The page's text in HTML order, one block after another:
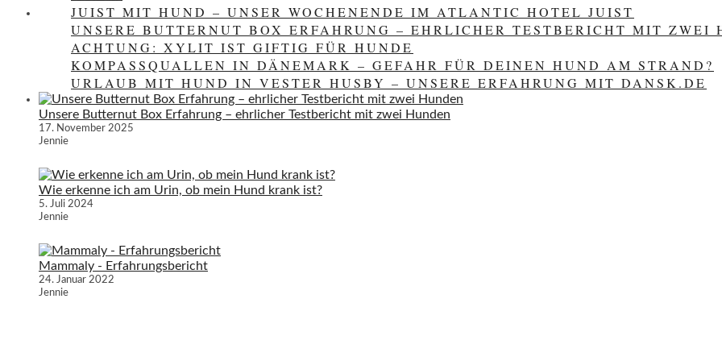
JUIST MIT HUND – UNSER WOCHENENDE IM ATLANTIC HOTEL JUIST
UNSERE BUTTERNUT BOX ERFAHRUNG – EHRLICHER TESTBERICHT MIT ZWEI
ACHTUNG: XYLIT IST GIFTIG FÜR HUNDE
KOMPASSQUALLEN IN DÄNEMARK – GEFAHR FÜR DEINEN HUND AM STRAND?
URLAUB MIT HUND IN VESTER HUSBY – UNSERE ERFAHRUNG MIT DANSK.DE
Unsere Butternut Box Erfahrung – ehrlicher Testbericht mit zwei Hunden
17. November 2025
Jennie
Wie erkenne ich am Urin, ob mein Hund krank ist?
5. Juli 2024
Jennie
Mammaly - Erfahrungsbericht
24. Januar 2022
Jennie